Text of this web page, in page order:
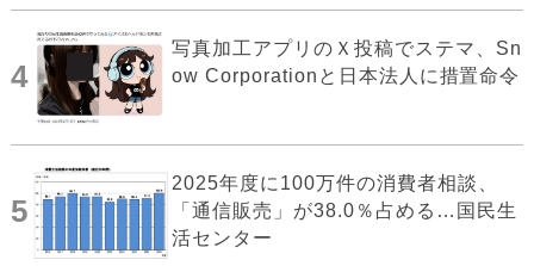
4
写真加工アプリのＸ投稿でステマ、Sn
ow Corporationと日本法人に措置命令
5
2025年度に100万件の消費者相談、
「通信販売」が38.0％占める…国民生
活センター